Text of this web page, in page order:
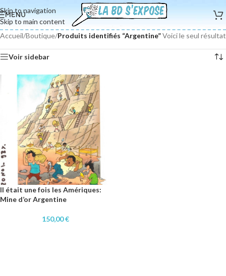
Skip to navigation
Skip to main content
MENU
Accueil/Boutique/Produits identifiés “Argentine”Voici le seul résultat
Voir sidebar
Il était une fois les Amériques:
Mine d’or Argentine
150,00€